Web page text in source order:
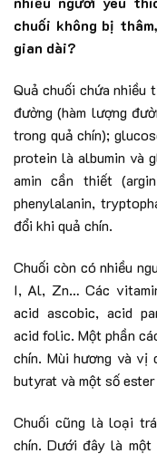
chuối không bị
gian dài?
Quả chuối chứa nhiều
đường (hàm lượng
trong quả chín);
protein là albumin và
amin cần thiết
phenylalanin,
đổi khi quả chín.
Chuối còn có nhiều
I, Al, Zn… Các
acid ascobic, acid
acid folic. Một phần
chín. Mùi hương và vị
butyrat và một số
Chuối cũng là loại
chín. Dưới đây là một